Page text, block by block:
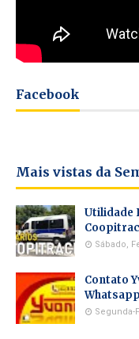
Facebook
Mais vistas da
Utilidade
Sábado,
Contato
Whatsapp
Segunda-